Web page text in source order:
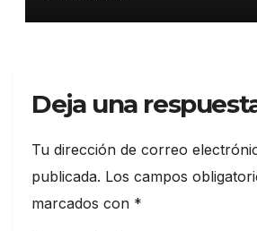
Deja una
Tu dirección de correo
publicada. Los campos
marcados con *